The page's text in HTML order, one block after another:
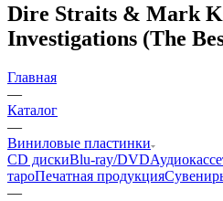
Dire Straits & Mark
Investigations (The
Главная
—
Каталог
—
Виниловые пластинки
CD дискиBlu-ray/DVD
тароПечатная продукция
—